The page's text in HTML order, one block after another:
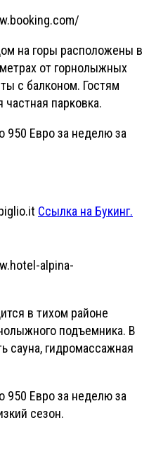
на горы расположены в
от горнолыжных
с балконом. Гостям
парковка.
950 Евро за неделю за
Ссылка на Букинг.
alpina-
в тихом районе
подъемника. В
сауна, гидромассажная
950 Евро за неделю за
сезон.